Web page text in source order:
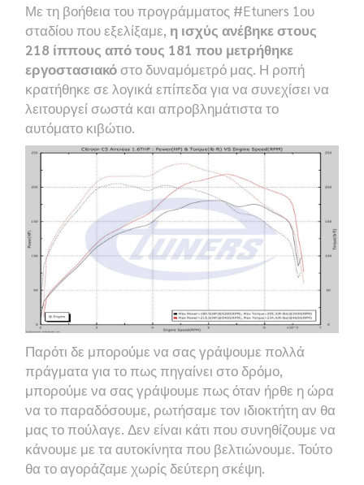
Με τη βοήθεια του προγράμματος #Etuners 1ου
σταδίου που εξελίξαμε, η ισχύς ανέβηκε στους
218 ίππους από τους 181 που μετρήθηκε
εργοστασιακόστο δυναμόμετρό μας. Η ροπή
κρατήθηκε σε λογικά επίπεδα για να συνεχίσει να
λειτουργεί σωστά και απροβλημάτιστα το
αυτόματο κιβώτιο.
Παρότι δε μπορούμε να σας γράψουμε πολλά
πράγματα για το πως πηγαίνει στο δρόμο,
μπορούμε να σας γράψουμε πως όταν ήρθε η ώρα
να το παραδόσουμε, ρωτήσαμε τον ιδιοκτήτη αν θα
μας το πούλαγε. Δεν είναι κάτι που συνηθίζουμε να
κάνουμε με τα αυτοκίνητα που βελτιώνουμε. Τούτο
θα το αγοράζαμε χωρίς δεύτερη σκέψη.